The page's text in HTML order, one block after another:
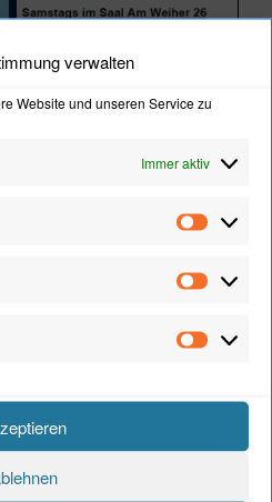
verwalten
Website und unseren Service zu
Immer aktiv